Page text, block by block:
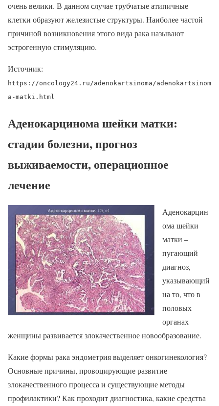
очень велики. В данном случае трубчатые атипичные
клетки образуют железистые структуры. Наиболее частой
причиной возникновения этого вида рака называют
эстрогенную стимуляцию.
Источник:
https://oncology24.ru/adenokartsinoma/adenokartsinom
a-matki.html
Аденокарцинома шейки матки:
стадии болезни, прогноз
выживаемости, операционное
лечение
Аденокарцин
ома шейки
матки –
пугающий
диагноз,
указывающий
на то, что в
половых
органах
женщины развивается злокачественное новообразование.
Какие формы рака эндометрия выделяет онкогинекология?
Основные причины, провоцирующие развитие
злокачественного процесса и существующие методы
профилактики? Как проходит диагностика, какие средства